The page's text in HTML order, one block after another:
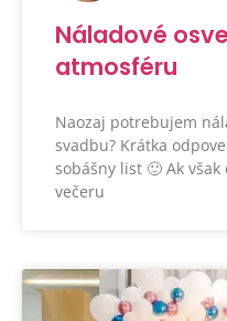
Náladové
atmosféru
Naozaj potrebujem
svadbu? Krátka
sobášny list 🙂 Ak
večeru